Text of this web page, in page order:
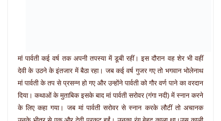
मां पार्वती कई वर्ष तक अपनी तपस्‍या में डूबी रहीं। इस दौरान वह शेर भी वहीं
देवी के उठने के इंतजार में बैठा रहा। जब कई वर्ष गुजर गए तो भगवान भोलेनाथ
मां पार्वती के तप से प्रसन्‍न हो गए और उन्‍होंने पार्वती को गौर वर्ण पाने का वरदान
दिया। कथाओं के मुताबिक इसके बाद मां पार्वती सरोवर (गंगा नदी) में स्‍नान करने
के लिए कहा गया। जब मां पार्वती सरोवर से स्‍नान करके लौटीं तो अचानक